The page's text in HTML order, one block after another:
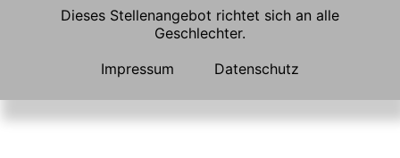
Dieses Stellenangebot richtet sich an alle
Geschlechter.
Impressum
Datenschutz